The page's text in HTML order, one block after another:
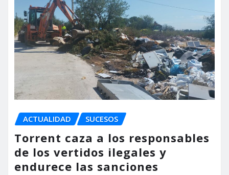
ACTUALIDAD SUCESOS
Torrent caza a los responsables
de los vertidos ilegales y
endurece las sanciones